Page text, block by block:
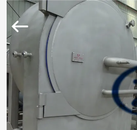
MAISON
PRODUITS
Henan
Zhiyuan
Starch
Engineering
Machinery
Co.,ltd.
Rights
Reserved.